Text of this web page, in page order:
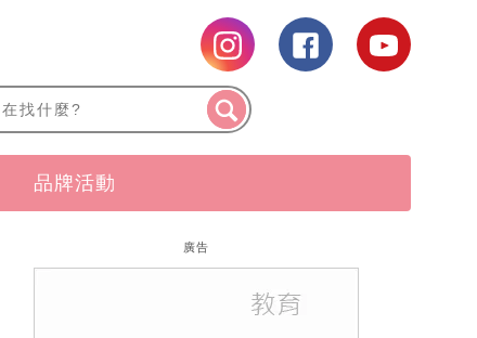
品牌活動
廣告